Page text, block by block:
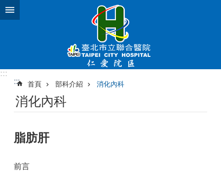
跳到主要內容區塊
迴
使
願
:::
:::
首頁 部科介紹 消化內科
消化內科
脂肪肝
前言